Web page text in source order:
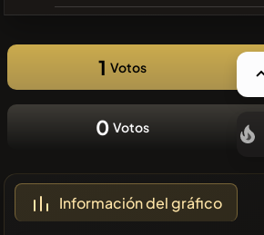
❌No
1 Votos
0 Votos
Información del gráfico